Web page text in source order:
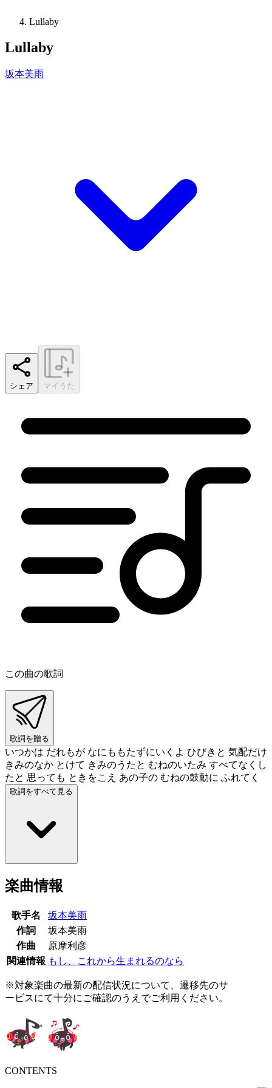
Lullaby
Lullaby
坂本美雨
シェア マイうた
この曲の歌詞
歌詞を贈る
いつかは だれもが なにももたずにいくよ ひびきと 気配だけ
きみのなか とけて きみのうたと むねのいたみ すべてなくし
たと 思っても ときをこえ あの子の むねの鼓動に ふれてく
歌詞をすべて見る
楽曲情報
歌手名
坂本美雨
作詞
坂本美雨
作曲
原摩利彦
関連情報 もし、これから生まれるのなら
※対象楽曲の最新の配信状況について、遷移先のサ
ービスにて十分にご確認のうえでご利用ください。
CONTENTS